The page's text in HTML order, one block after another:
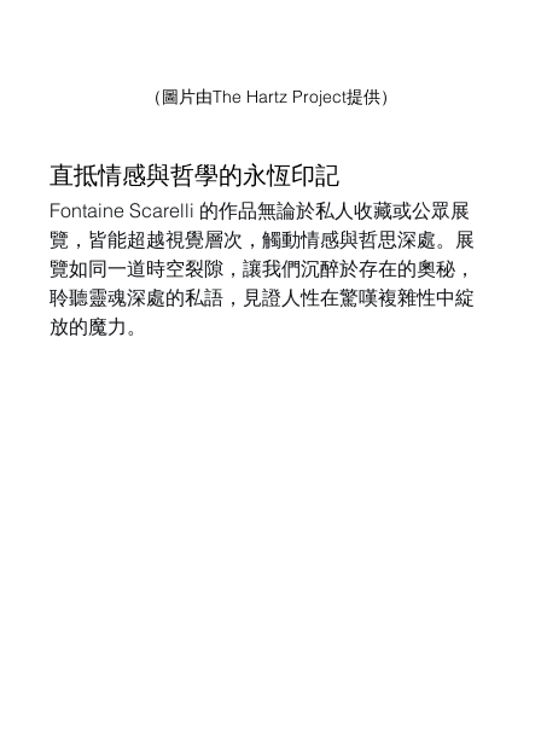
（圖片由The Hartz Project提供）
直抵情感與哲學的永恆印記
Fontaine Scarelli 的作品無論於私人收藏或公眾展
覽，皆能超越視覺層次，觸動情感與哲思深處。展
覽如同一道時空裂隙，讓我們沉醉於存在的奧秘，
聆聽靈魂深處的私語，見證人性在驚嘆複雜性中綻
放的魔力。